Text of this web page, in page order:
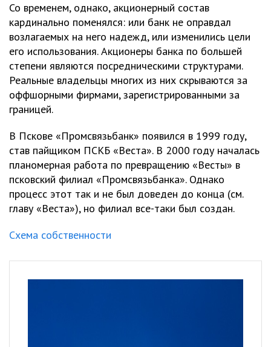
Со временем, однако, акционерный состав
кардинально поменялся: или банк не оправдал
возлагаемых на него надежд, или изменились цели
его использования. Акционеры банка по большей
степени являются посредническими структурами.
Реальные владельцы многих из них скрываются за
оффшорными фирмами, зарегистрированными за
границей.
В Пскове «Промсвязьбанк» появился в 1999 году,
став пайщиком ПСКБ «Веста». В 2000 году началась
планомерная работа по превращению «Весты» в
псковский филиал «Промсвязьбанка». Однако
процесс этот так и не был доведен до конца (см.
главу «Веста»), но филиал все-таки был создан.
Схема собственности